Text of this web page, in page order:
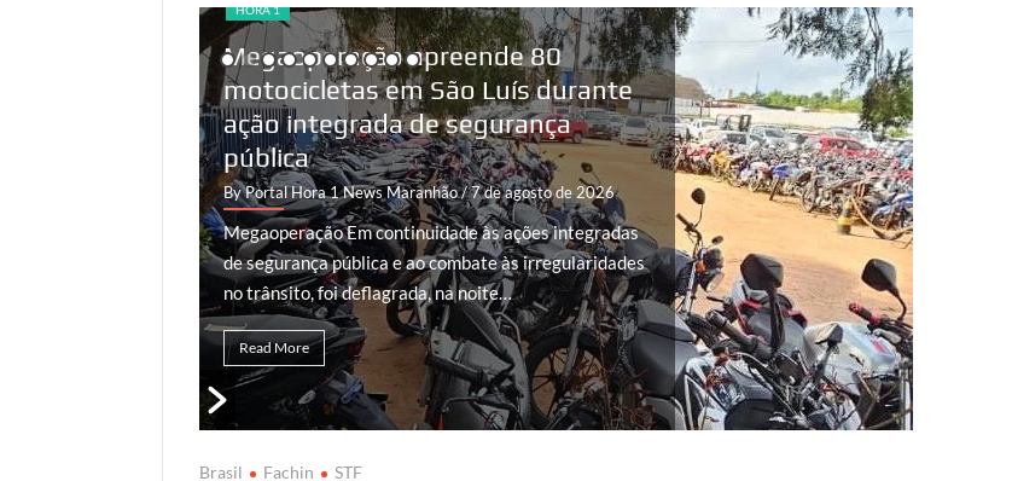
HORA 1
Megaoperação apreende 80
motocicletas em São Luís durante
ação integrada de segurança
pública
By Portal Hora 1 News Maranhão/ 7 de agosto de 2026
Megaoperação Em continuidade às ações integradas
de segurança pública e ao combate às irregularidades
no trânsito, foi deflagrada, na noite…
Read More
Brasil Fachin STF